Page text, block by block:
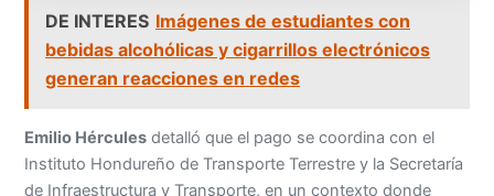
DE INTERES Imágenes de estudiantes con
bebidas alcohólicas y cigarrillos electrónicos
generan reacciones en redes
Emilio Hércules detalló que el pago se coordina con el
Instituto Hondureño de Transporte Terrestre y la Secretaría
de Infraestructura y Transporte, en un contexto donde